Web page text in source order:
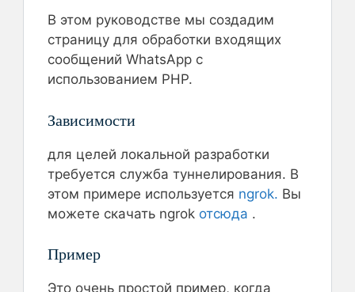
В этом руководстве мы создадим
страницу для обработки входящих
сообщений WhatsApp с
использованием PHP.
Зависимости
для целей локальной разработки
требуется служба туннелирования. В
этом примере используется ngrok. Вы
можете скачать ngrok отсюда .
Пример
Это очень простой пример, когда